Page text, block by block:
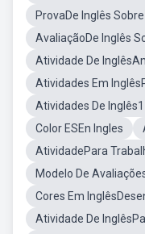
ProvaDe Inglês
AvaliaçãoDe Inglês
Atividade De
Atividades Em
Atividades De
Color ESEn Ingles
AtividadePara
Modelo De
Cores Em
Atividade De